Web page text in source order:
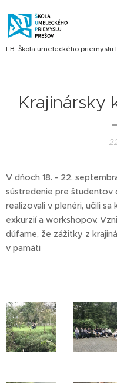
FB: Škola umeleckého priemyslu
Krajinársky
V dňoch 18. - 22.
sústredenie pre študentov
realizovali v plenéri, učili
exkurzií a workshopov.
dúfame, že zážitky z
v pamäti